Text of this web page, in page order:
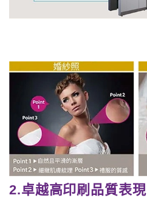
2.卓越高印刷品質表現